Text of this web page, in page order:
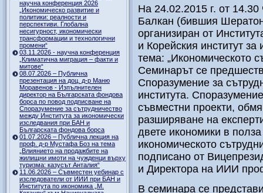
научна конференция 2026
„Икономическо развитие и
политики: реалности и
перспективи. Глобална
несигурност, икономически
трансформации и технологични
промени“
03.11.2026 - научна конференция
„Климатична миграция – факти и
митове“
08.07.2026 – Публична
презентация на доц. д-р Маню
Моравенов - Изпълнителен
директор на Българската фондова
борса по повод подписване на
Споразумение за сътрудничество
между Института за икономически
изследвания при БАН и
Българската фондова борса
01.07.2026 – Публична лекция на
проф. д-р Мустафа Боз на тема
„Влиянието на продажбите на
жилищни имоти на чужденци върху
туризма: казусът Анталия“
11.06.2026 – Съвместен уебинар с
изследователи от ИИИ при БАН и
Института по икономика „М.
На 24.02.2015 г. от
Балкан (бившия
организиран от
и Корейския институт
тема: „Икономическото
Семинарът се
Споразумение за
института.
съвместни проекти,
разширяване на
двете икономики в
икономическото
подписано от
и Директора на ИИИ
В семинара се